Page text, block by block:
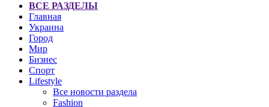
ВСЕ РАЗДЕЛЫ
Главная
Украина
Город
Мир
Бизнес
Спорт
Lifestyle
Все новости раздела
Fashion